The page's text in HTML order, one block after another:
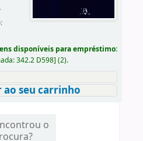
.
disponíveis para empréstimo:
342.2 D598] (2).
seu carrinho
o